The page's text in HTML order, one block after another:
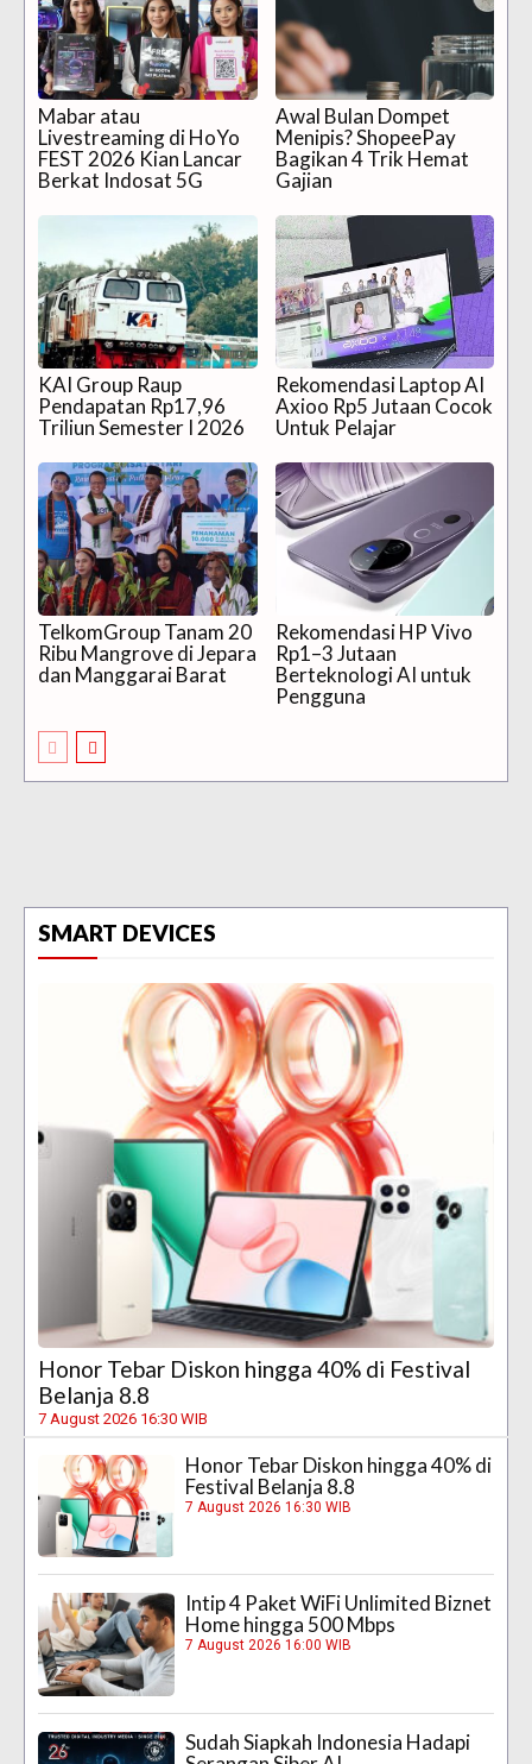
Mabar atau
Livestreaming di HoYo
FEST 2026 Kian Lancar
Berkat Indosat 5G
Awal Bulan Dompet
Menipis? ShopeePay
Bagikan 4 Trik Hemat
Gajian
KAI Group Raup
Pendapatan Rp17,96
Triliun Semester I 2026
Rekomendasi Laptop AI
Axioo Rp5 Jutaan Cocok
Untuk Pelajar
TelkomGroup Tanam 20
Ribu Mangrove di Jepara
dan Manggarai Barat
Rekomendasi HP Vivo
Rp1–3 Jutaan
Berteknologi AI untuk
Pengguna
SMART DEVICES
Honor Tebar Diskon hingga 40% di Festival
Belanja 8.8
7 August 2026 16:30 WIB
Honor Tebar Diskon hingga 40% di
Festival Belanja 8.8
7 August 2026 16:30 WIB
Intip 4 Paket WiFi Unlimited Biznet
Home hingga 500 Mbps
7 August 2026 16:00 WIB
Sudah Siapkah Indonesia Hadapi